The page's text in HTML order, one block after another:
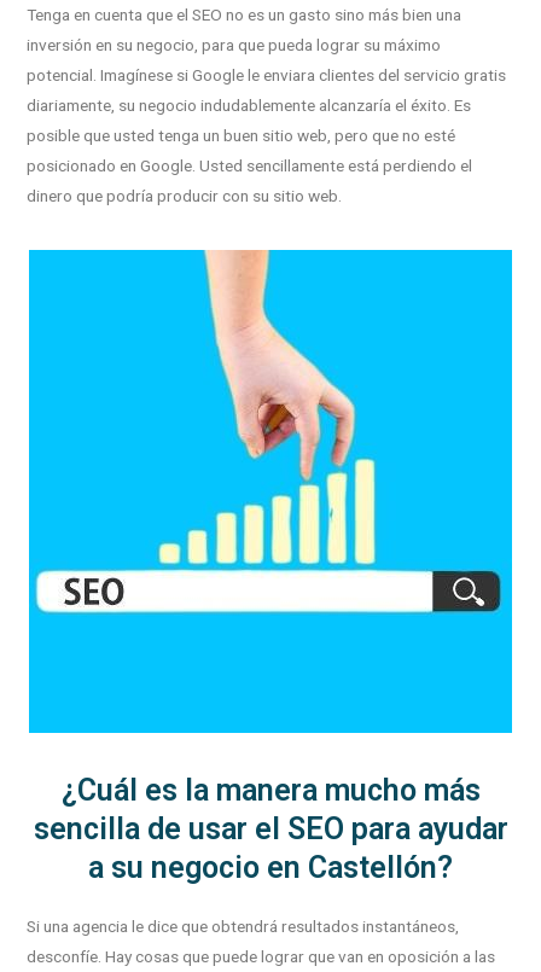
Tenga en cuenta que el SEO no es un gasto sino más bien una
inversión en su negocio, para que pueda lograr su máximo
potencial. Imagínese si Google le enviara clientes del servicio gratis
diariamente, su negocio indudablemente alcanzaría el éxito. Es
posible que usted tenga un buen sitio web, pero que no esté
posicionado en Google. Usted sencillamente está perdiendo el
dinero que podría producir con su sitio web.
¿Cuál es la manera mucho más
sencilla de usar el SEO para ayudar
a su negocio en Castellón?
Si una agencia le dice que obtendrá resultados instantáneos,
desconfíe. Hay cosas que puede lograr que van en oposición a las